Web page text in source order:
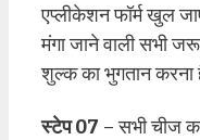
एप्लीकेशन फॉर्म खुल
मंगा जाने वाली सभी
शुल्क का भुगतान करना
स्टेप 07 – सभी चीज